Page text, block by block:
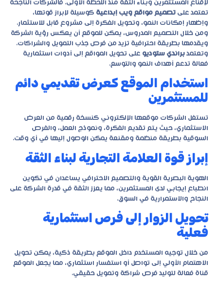
لإقناع المستثمرين وبناء الثقة منذ اللحظة الأولى. فالشركات الناجحة
تعتمد على تصميم مواقع ويب إبداعية كوسيلة لإبراز قوتها،
وإظهار إمكانات النمو، وتحويل الفكرة إلى مشروع قابل للاستثمار.
ومن خلال التصميم المدروس، يمكن للموقع أن يعكس رؤية الشركة
ويقدمها بطريقة احترافية تزيد من فرص جذب التمويل والشراكات.
وتعتمد براندي ستوديو على تحويل المواقع إلى أدوات استثمارية
فعالة تدعم أهداف النمو والتوسع.
استخدام الموقع كعرض تقديمي دائم
للمستثمرين
تستغل الشركات موقعها الإلكتروني كنسخة رقمية من العرض
الاستثماري، حيث يتم تقديم الفكرة، ونموذج العمل، والفرص
السوقية بطريقة منظمة ومقنعة يمكن الوصول إليها في أي وقت.
إبراز قوة العلامة التجارية لبناء الثقة
الهوية البصرية القوية والتصميم الاحترافي يساعدان في تكوين
انطباع إيجابي لدى المستثمرين، مما يعزز الثقة في قدرة الشركة على
النجاح والاستمرارية في السوق.
تحويل الزوار إلى فرص استثمارية
فعلية
من خلال توجيه المستخدم داخل الموقع بطريقة ذكية، يمكن تحويل
الاهتمام الأولي إلى تواصل أو استفسار استثماري، مما يجعل الموقع
قناة فعالة لتوليد فرص شراكة وتمويل حقيقي.